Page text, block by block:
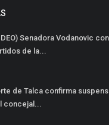
Senadora Vodanovic
de la...
de Talca confirma
concejal...